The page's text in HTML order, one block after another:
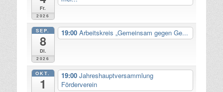
Fr.
2026
SEP.
8
Di.
2026
19:00 Arbeitskreis „Gemeinsam gegen Ge...
OKT.
1
19:00 Jahreshauptversammlung
Förderverein